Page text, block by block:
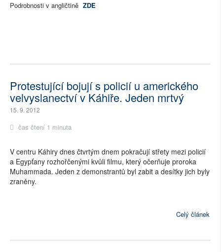
Podrobnosti v angličtině ZDE
Protestující bojují s policií u amerického
velvyslanectví v Káhiře. Jeden mrtvý
15. 9. 2012
čas čtení 1 minuta
V centru Káhiry dnes čtvrtým dnem pokračují střety mezi policií
a Egypťany rozhořčenými kvůli filmu, který očerňuje proroka
Muhammada. Jeden z demonstrantů byl zabit a desítky jich byly
zraněny.
Celý článek